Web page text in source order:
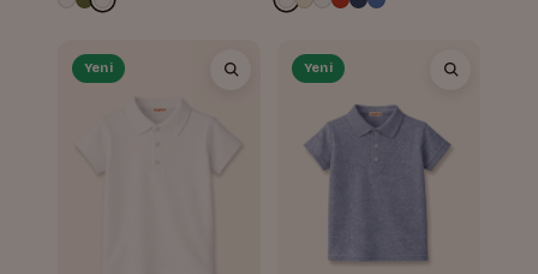
Yeni Yeni